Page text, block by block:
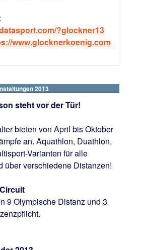
?glockner13
www.glocknerkoenig.com
2013
steht vor der Tür!
bieten von April bis Oktober
an. Aquathlon, Duathlon,
Varianten für alle
über verschiedene Distanzen!
9 Olympische Distanz und 3